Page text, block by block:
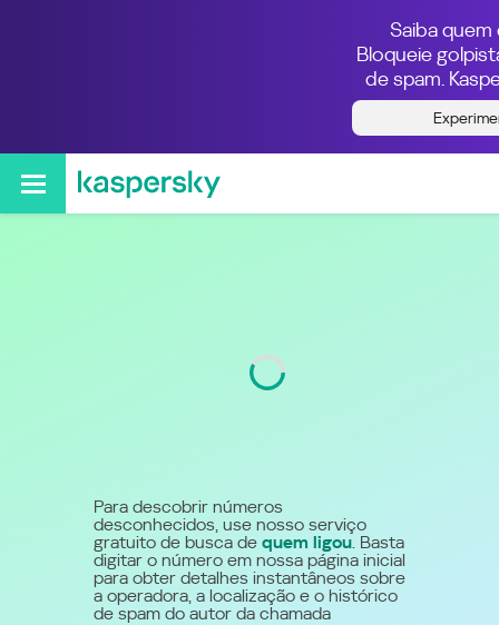
Saiba quem
Bloqueie
de spam.
Quem ligou do número
011941632340
Para descobrir números
desconhecidos, use nosso serviço
gratuito de busca de quem ligou. Basta
digitar o número em nossa página inicial
para obter detalhes instantâneos sobre
a operadora, a localização e o histórico
de spam do autor da chamada